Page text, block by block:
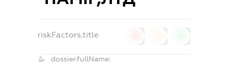
riskFactors.title
dossier.fullName: